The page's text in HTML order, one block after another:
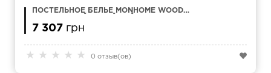
★ ★ ★ ★ ★ 0 отзыв(ов)
ПОСТЕЛЬНОЕ БЕЛЬЕ MONHOME WOOD
7 307 грн